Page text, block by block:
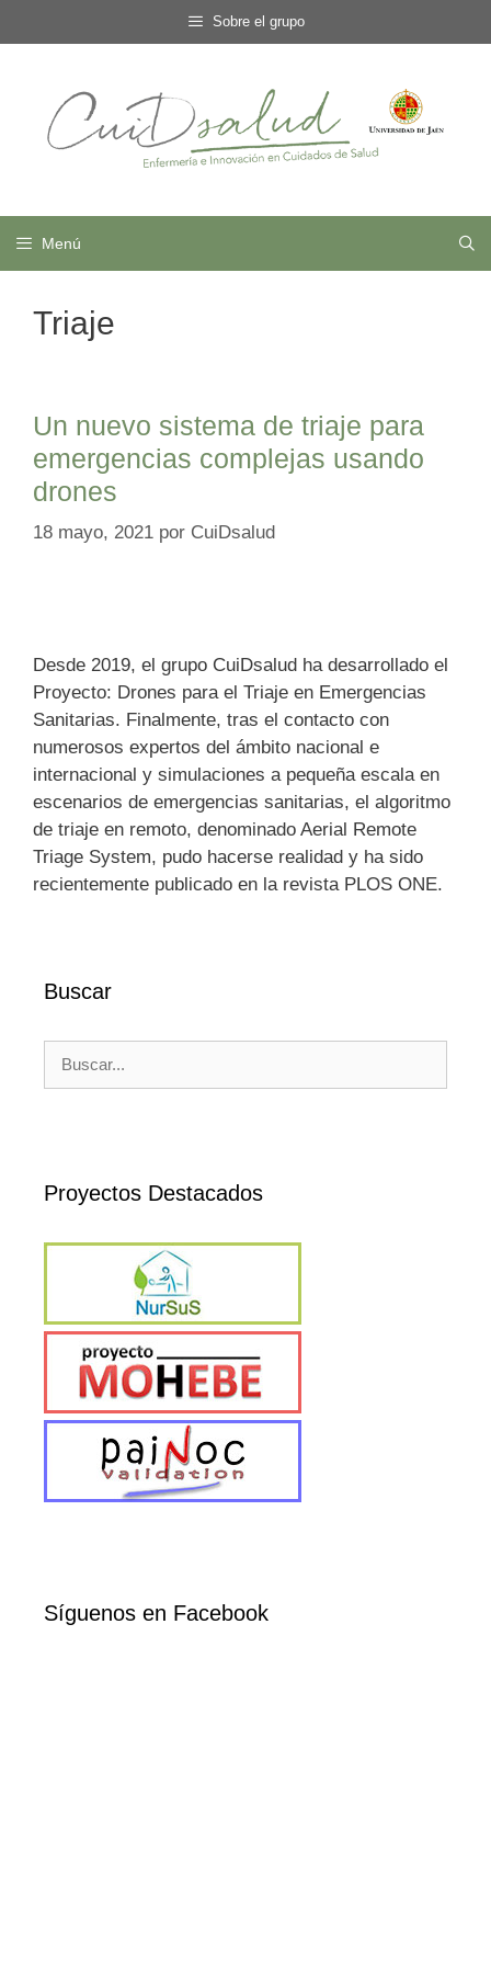
al
Sobre el grupo
Menú
Triaje
Un nuevo sistema de triaje para
emergencias complejas usando
drones
18 mayo, 2021 por CuiDsalud
Desde 2019, el grupo CuiDsalud ha desarrollado el
Proyecto: Drones para el Triaje en Emergencias
Sanitarias. Finalmente, tras el contacto con
numerosos expertos del ámbito nacional e
internacional y simulaciones a pequeña escala en
escenarios de emergencias sanitarias, el algoritmo
de triaje en remoto, denominado Aerial Remote
Triage System, pudo hacerse realidad y ha sido
recientemente publicado en la revista PLOS ONE.
Buscar
Proyectos Destacados
Síguenos en Facebook